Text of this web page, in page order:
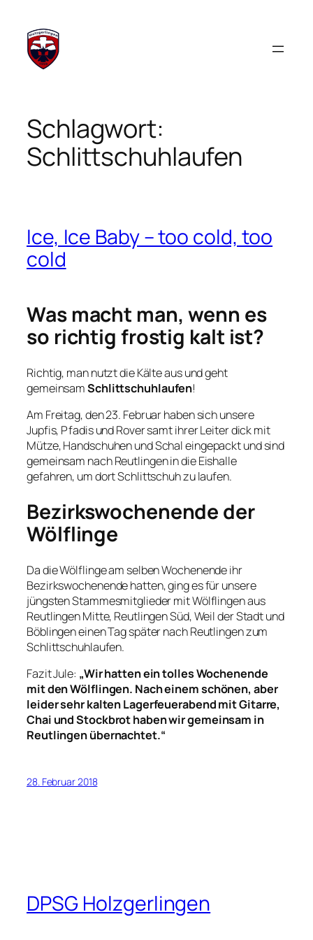
Inhalt
springen
Schlagwort:
Schlittschuhlaufen
Ice, Ice Baby – too cold, too
cold
Was macht man, wenn es
so richtig frostig kalt ist?
Richtig, man nutzt die Kälte aus und geht
gemeinsamSchlittschuhlaufen!
Am Freitag, den 23. Februar haben sich unsere
Jupfis, Pfadis und Rover samt ihrer Leiter dick mit
Mütze, Handschuhen und Schal eingepackt und sind
gemeinsam nach Reutlingen in die Eishalle
gefahren, um dort Schlittschuh zu laufen.
Bezirkswochenende der
Wölflinge
Da die Wölflinge am selben Wochenende ihr
Bezirkswochenende hatten, ging es für unsere
jüngsten Stammesmitglieder mit Wölflingen aus
Reutlingen Mitte, Reutlingen Süd, Weil der Stadt und
Böblingen einen Tag später nach Reutlingen zum
Schlittschuhlaufen.
Fazit Jule: „Wir hatten ein tolles Wochenende
mit den Wölflingen. Nach einem schönen, aber
leider sehr kalten Lagerfeuerabend mit Gitarre,
Chai und Stockbrot haben wir gemeinsam in
Reutlingen übernachtet.“
28. Februar 2018
DPSG Holzgerlingen